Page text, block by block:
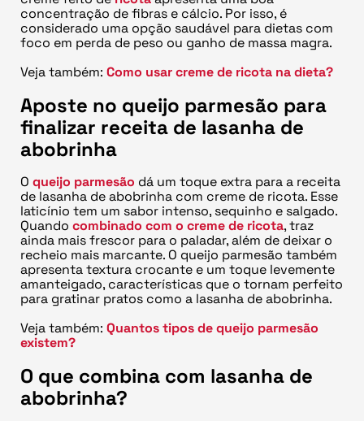
concentração de fibras e cálcio. Por isso, é
considerado uma opção saudável para dietas com
foco em perda de peso ou ganho de massa magra.
Veja também: Como usar creme de ricota na dieta?
Aposte no queijo parmesão para
finalizar receita de lasanha de
abobrinha
O queijo parmesão dá um toque extra para a receita
de lasanha de abobrinha com creme de ricota. Esse
laticínio tem um sabor intenso, sequinho e salgado.
Quando combinado com o creme de ricota, traz
ainda mais frescor para o paladar, além de deixar o
recheio mais marcante. O queijo parmesão também
apresenta textura crocante e um toque levemente
amanteigado, características que o tornam perfeito
para gratinar pratos como a lasanha de abobrinha.
Veja também: Quantos tipos de queijo parmesão
existem?
O que combina com lasanha de
abobrinha?